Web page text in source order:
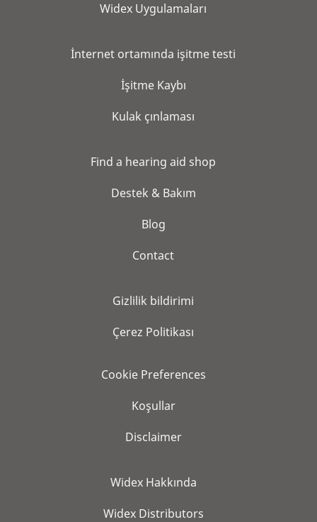
Widex Uygulamaları
İnternet ortamında işitme testi
İşitme Kaybı
Kulak çınlaması
Find a hearing aid shop
Destek & Bakım
Blog
Contact
Gi̇zli̇li̇k bi̇ldi̇ri̇mi̇
Çerez Politikası
Cookie Preferences
Koşullar
Disclaimer
Widex Hakkında
Widex Distributors